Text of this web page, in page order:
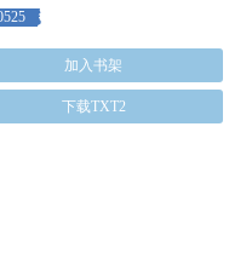
加入书架
下载TXT2